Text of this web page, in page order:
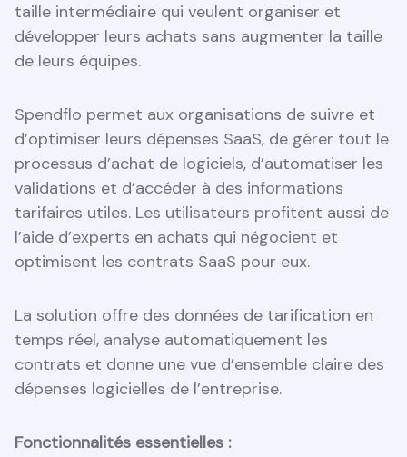
taille intermédiaire qui veulent organiser et
développer leurs achats sans augmenter la taille
de leurs équipes.
Spendflo permet aux organisations de suivre et
d’optimiser leurs dépenses SaaS, de gérer tout le
processus d’achat de logiciels, d’automatiser les
validations et d’accéder à des informations
tarifaires utiles. Les utilisateurs profitent aussi de
l’aide d’experts en achats qui négocient et
optimisent les contrats SaaS pour eux.
La solution offre des données de tarification en
temps réel, analyse automatiquement les
contrats et donne une vue d’ensemble claire des
dépenses logicielles de l’entreprise.
Fonctionnalités essentielles :